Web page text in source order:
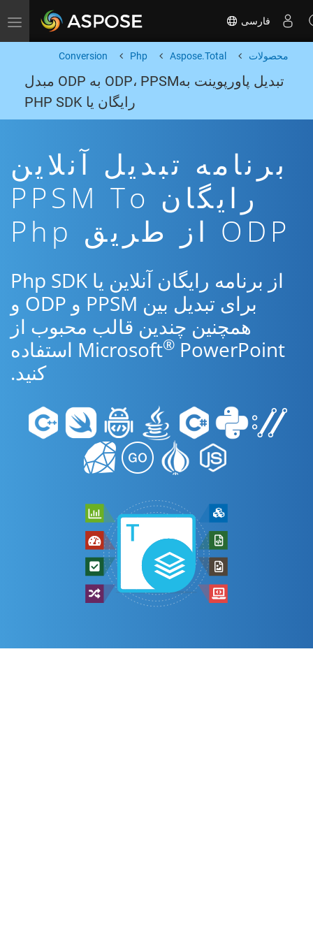
Toggle navigation فارسی
محصولات Aspose.Total
Php
Conversion
تبدیل پاورپوینت بهODP، PPSM به ODP مبدل
رایگان یا PHP SDK
برنامه تبدیل آنلاین
رایگان PPSM To
ODP از طریق Php
از برنامه رایگان آنلاین یا Php SDK
برای تبدیل بین PPSM و ODP و
همچنین چندین قالب محبوب از
Microsoft®
PowerPoint استفاده
کنید.